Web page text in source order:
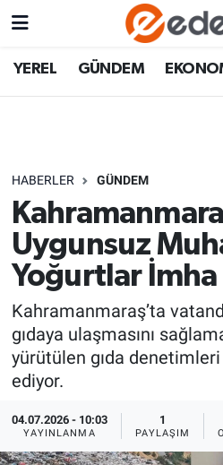
YEREL GÜNDEM
HABERLER GÜNDEM
Uygunsuz
Yoğurtlar
Kahramanmaraş’ta
gıdaya ulaşmasını
yürütülen gıda denetimleri
ediyor.
04.07.2026 - 10:03
YAYINLANMA
1
PAYLAŞIM